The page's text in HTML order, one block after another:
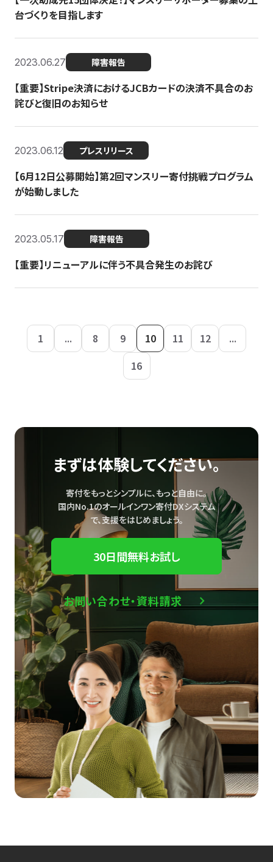
台づくりを目指します
2023.06.27 障害報告
【重要】Stripe決済におけるJCBカードの決済不具合のお
詫びと復旧のお知らせ
2023.06.12 プレスリリース
【6月12日公募開始】第2回マンスリー寄付挑戦プログラム
が始動しました
2023.05.17 障害報告
【重要】リニューアルに伴う不具合発生のお詫び
1 ... 8 9 10 11 12
...
16
まずは体験してください。
寄付をもっとシンプルに、もっと自由に。
国内No.1のオールインワン寄付DXシステム
で、支援をはじめましょう。
30日間無料お試し
お問い合わせ・資料請求